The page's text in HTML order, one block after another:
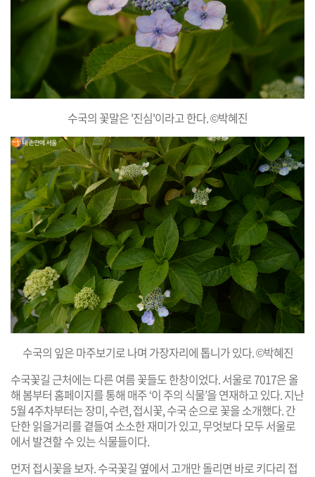
수국의 꽃말은 '진심'이라고 한다. ©박혜진
수국의 잎은 마주보기로 나며 가장자리에 톱니가 있다. ©박혜진
수국꽃길 근처에는 다른 여름 꽃들도 한창이었다. 서울로 7017은 올
해 봄부터 홈페이지를 통해 매주 ‘이 주의 식물’을 연재하고 있다. 지난
5월 4주차부터는 장미, 수련, 접시꽃, 수국 순으로 꽃을 소개했다. 간
단한 읽을거리를 곁들여 소소한 재미가 있고, 무엇보다 모두 서울로
에서 발견할 수 있는 식물들이다.
먼저 접시꽃을 보자. 수국꽃길 옆에서 고개만 돌리면 바로 키다리 접